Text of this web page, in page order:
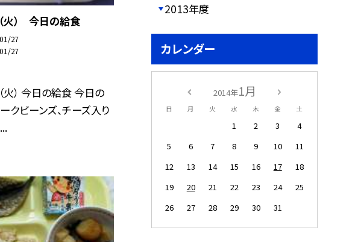
火） 今日の給食
27
27
火） 今日の給食 今日の
クビーンズ、チーズ入り
2013年度
カレンダー
2014年1月
日 月 火 水 木 金 土
1 2 3
4
5
6 7 8 9 10
11
12
13 14 15 16 17
18
19
20 21 22 23 24
25
26
27 28 29 30 31